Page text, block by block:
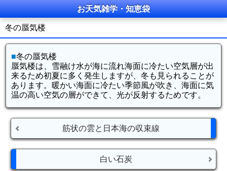
お天気雑学・知恵袋
冬の蜃気楼
■冬の蜃気楼
蜃気楼は、雪融け水が海に流れ海面に冷たい空気層が出
来るため初夏に多く発生しますが、冬も見られることが
あります。暖かい海面に冷たい季節風が吹き、海面に気
温の高い空気の層ができて、光が反射するためです。
筋状の雲と日本海の収束線
白い石炭